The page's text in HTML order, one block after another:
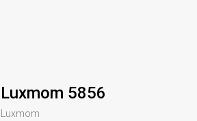
Luxmom 5856
Luxmom